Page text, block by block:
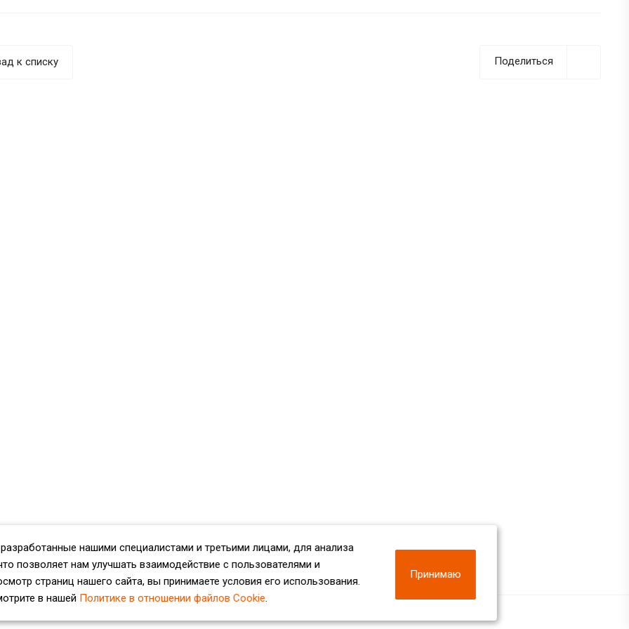
Поделиться
к списку
нашими специалистами и третьими лицами, для анализа
позволяет нам улучшать взаимодействие с пользователями и
страниц нашего сайта, вы принимаете условия его использования.
в нашей Политике в отношении файлов Cookie.
Принимаю